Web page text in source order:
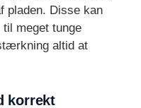
pladen. Disse kan
meget tunge
altid at
korrekt